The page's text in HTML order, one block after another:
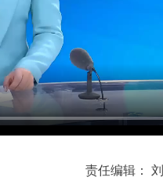
责任编辑：